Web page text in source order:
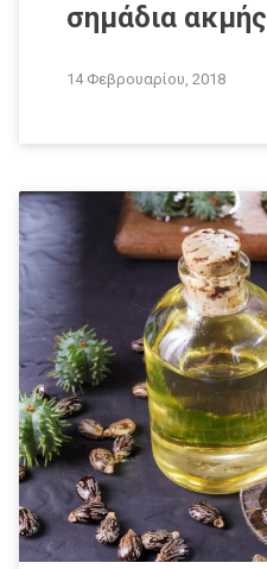
σημάδια ακμής
14 Φεβρουαρίου, 2018